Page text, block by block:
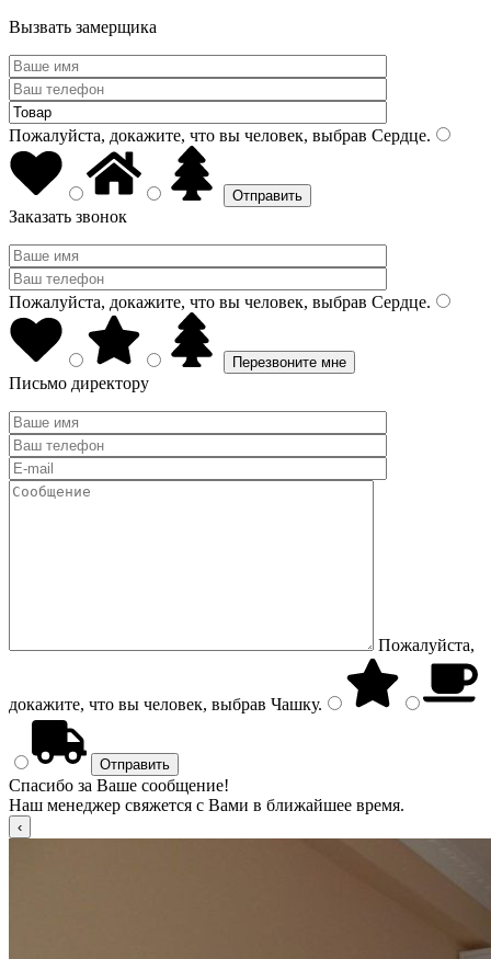
Вызвать замерщика
Пожалуйста, докажите, что вы человек, выбрав Сердце.
Заказать звонок
Пожалуйста, докажите, что вы человек, выбрав Сердце.
Письмо директору
Пожалуйста,
докажите, что вы человек, выбрав Чашку.
Спасибо за Ваше сообщение!
Наш менеджер свяжется с Вами в ближайшее время.